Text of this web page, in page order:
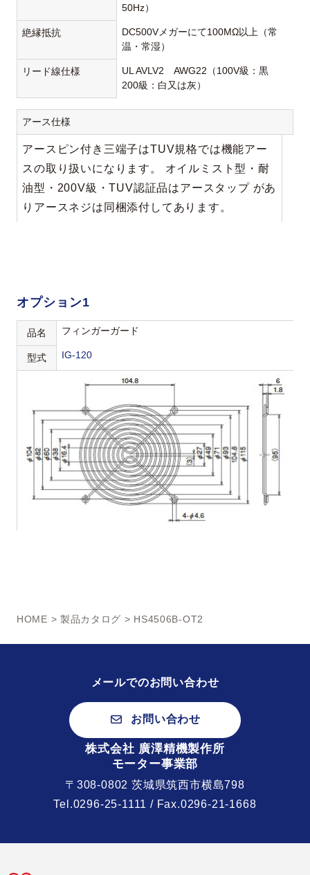
50Hz）
絶縁抵抗
DC500Vメガーにて100MΩ以上（常
温・常湿）
リード線仕様
UL AVLV2 AWG22（100V級：黒
200級：白又は灰）
アース仕様
アースピン付き三端子はTUV規格では機能アー
スの取り扱いになります。 オイルミスト型・耐
油型・200V級・TUV認証品はアースタップ があ
りアースネジは同梱添付してあります。
オプション1
品名 フィンガーガード
型式 IG-120
HOME > 製品カタログ > HS4506B-OT2
メールでのお問い合わせ
お問い合わせ
株式会社 廣澤精機製作所
モーター事業部
〒308-0802 茨城県筑西市横島798
Tel.0296-25-1111 / Fax.0296-21-1668